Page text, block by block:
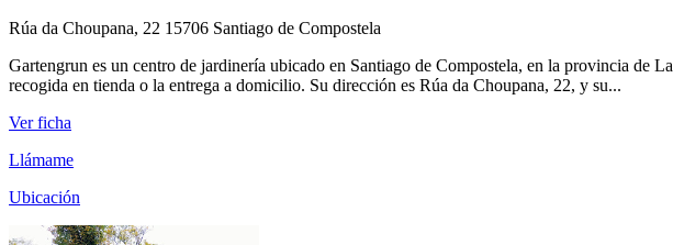
Rúa da Choupana, 22 15706 Santiago de Compostela
Gartengrun es un centro de jardinería ubicado en Santiago de Compostela, en la provincia de
recogida en tienda o la entrega a domicilio. Su dirección es Rúa da Choupana, 22, y su...
Ver ficha
Llámame
Ubicación